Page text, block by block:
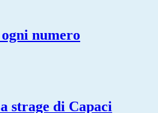
numero
strage di Capaci